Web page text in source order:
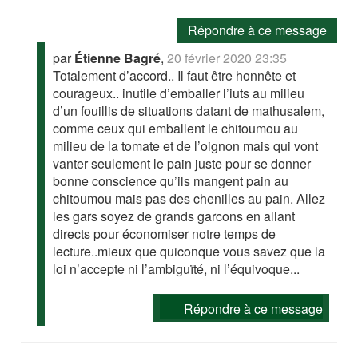
Répondre à ce message
parÉtienne Bagré,20 février 2020 23:35
Totalement d’accord.. Il faut être honnête et
courageux.. inutile d’emballer l’iuts au milieu
d’un fouillis de situations datant de mathusalem,
comme ceux qui emballent le chitoumou au
milieu de la tomate et de l’oignon mais qui vont
vanter seulement le pain juste pour se donner
bonne conscience qu’ils mangent pain au
chitoumou mais pas des chenilles au pain. Allez
les gars soyez de grands garcons en allant
directs pour économiser notre temps de
lecture..mieux que quiconque vous savez que la
loi n’accepte ni l’ambiguïté, ni l’équivoque...
Répondre à ce message